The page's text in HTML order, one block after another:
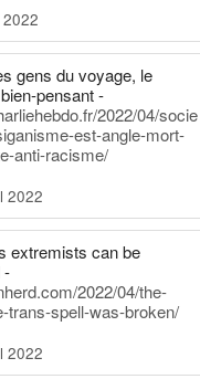
gens du voyage, le
pensant -
2022/04/socie
est-angle-mort-
anti-racisme/
2022
extremists can be
-
2022/04/the-
trans-spell-was-broken/
2022